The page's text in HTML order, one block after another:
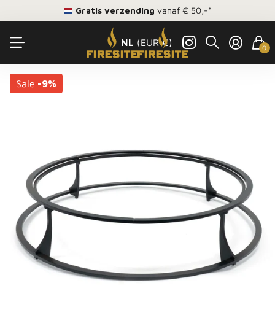
Gratis verzending vanaf € 50,-*
NL (EUR €) 0
Sale -9%